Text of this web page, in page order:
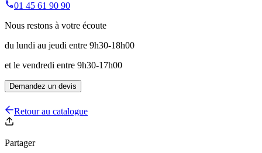
01 45 61 90 90
Nous restons à votre écoute
du lundi au jeudi entre 9h30-18h00
et le vendredi entre 9h30-17h00
Demandez un devis
Retour au catalogue
Partager